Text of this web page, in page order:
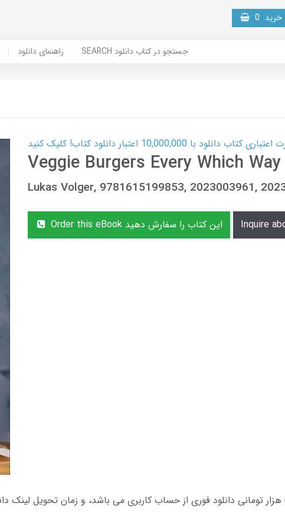
خرید 0
راهنمای دانلود SEARCH جستجو در کتاب دانلود
کتاب دانلود با 10,000,000 اعتبار دانلود کتاب! کلیک کنید
Veggie Burgers Every Which Way
Lukas Volger, 9781615199853, 2023003961,
Order this eBook این کتاب را سفارش دهید Inquire